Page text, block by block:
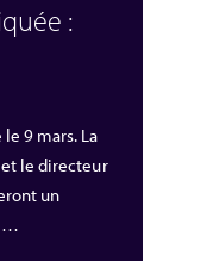
:
9 mars. La
et le directeur
un
…